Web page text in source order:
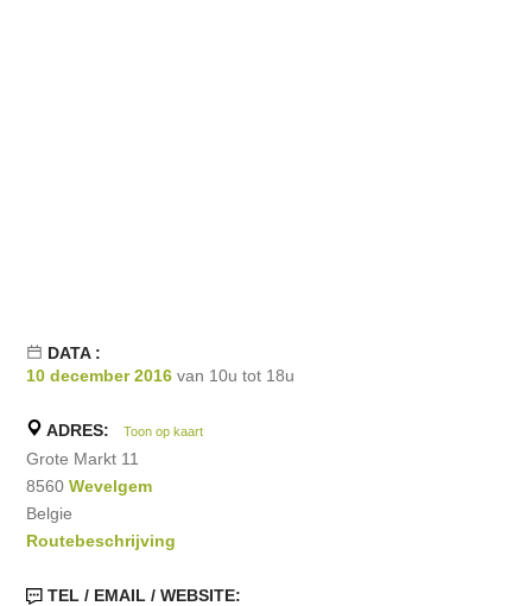
DATA :
10 december 2016 van 10u tot 18u
ADRES: Toon op kaart
Grote Markt 11
8560Wevelgem
Belgie
Routebeschrijving
TEL / EMAIL / WEBSITE: